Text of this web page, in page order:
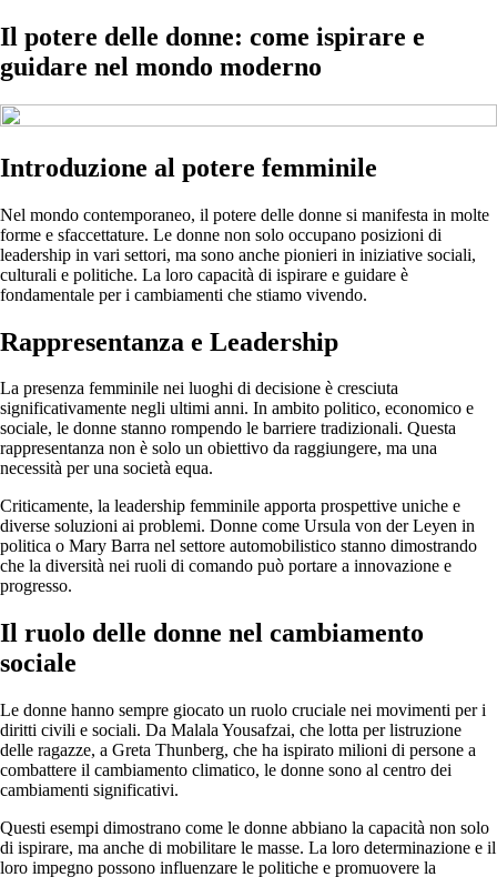
Il potere delle donne: come ispirare e
guidare nel mondo moderno
Introduzione al potere femminile
Nel mondo contemporaneo, il potere delle donne si manifesta in molte
forme e sfaccettature. Le donne non solo occupano posizioni di
leadership in vari settori, ma sono anche pionieri in iniziative sociali,
culturali e politiche. La loro capacità di ispirare e guidare è
fondamentale per i cambiamenti che stiamo vivendo.
Rappresentanza e Leadership
La presenza femminile nei luoghi di decisione è cresciuta
significativamente negli ultimi anni. In ambito politico, economico e
sociale, le donne stanno rompendo le barriere tradizionali. Questa
rappresentanza non è solo un obiettivo da raggiungere, ma una
necessità per una società equa.
Criticamente, la leadership femminile apporta prospettive uniche e
diverse soluzioni ai problemi. Donne come Ursula von der Leyen in
politica o Mary Barra nel settore automobilistico stanno dimostrando
che la diversità nei ruoli di comando può portare a innovazione e
progresso.
Il ruolo delle donne nel cambiamento
sociale
Le donne hanno sempre giocato un ruolo cruciale nei movimenti per i
diritti civili e sociali. Da Malala Yousafzai, che lotta per listruzione
delle ragazze, a Greta Thunberg, che ha ispirato milioni di persone a
combattere il cambiamento climatico, le donne sono al centro dei
cambiamenti significativi.
Questi esempi dimostrano come le donne abbiano la capacità non solo
di ispirare, ma anche di mobilitare le masse. La loro determinazione e il
loro impegno possono influenzare le politiche e promuovere la